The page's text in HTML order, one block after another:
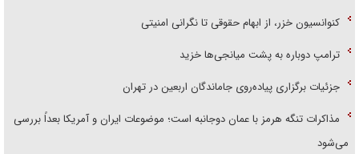
کنوانسیون خزر، از ابهام حقوقی تا نگرانی امنیتی
ترامپ دوباره به پشت میانجی‌ها خزید
جزئیات برگزاری پیاده‌روی جاماندگان اربعین در تهران
مذاکرات تنگه هرمز با عمان دوجانبه است؛ موضوعات ایران و آمریکا بعداً بررسی
می‌شود